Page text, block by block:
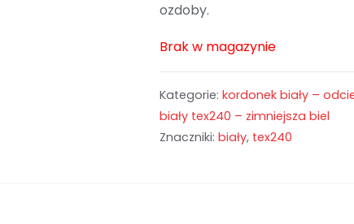
ozdoby.
Brak w magazynie
Kategorie:kordonek biały –
biały tex240 – zimniejsza biel
Znaczniki:biały, tex240